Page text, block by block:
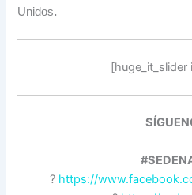
Unidos.
[huge_it_slider
? https://